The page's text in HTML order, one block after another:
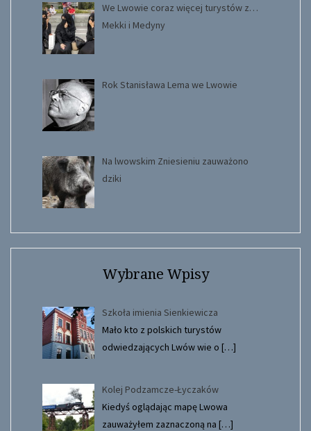
We Lwowie coraz więcej turystów z…
Mekki i Medyny
Rok Stanisława Lema we Lwowie
Na lwowskim Zniesieniu zauważono
dziki
Wybrane Wpisy
Szkoła imienia Sienkiewicza
Mało kto z polskich turystów
odwiedzających Lwów wie o […]
Kolej Podzamcze-Łyczaków
Kiedyś oglądając mapę Lwowa
zauważyłem zaznaczoną na […]